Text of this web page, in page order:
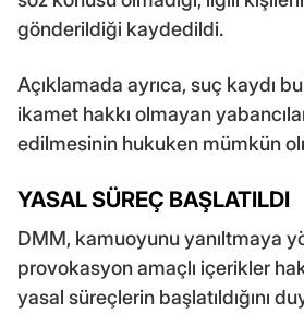
gönderildiği kaydedildi.
Açıklamada ayrıca, suç kaydı
ikamet hakkı olmayan
edilmesinin hukuken mümkün
YASAL SÜREÇ BAŞLATILDI
DMM, kamuoyunu yanıltmaya
provokasyon amaçlı içerikler
yasal süreçlerin başlatıldığını